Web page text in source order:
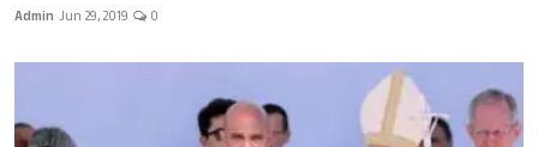
Admin Jun 29, 2019 0